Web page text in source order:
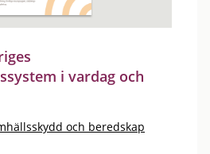
i vardag och
och beredskap